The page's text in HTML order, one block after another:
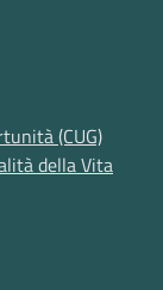
(CUG)
della Vita